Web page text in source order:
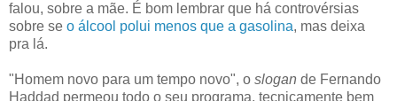
falou, sobre a mãe. É bom lembrar que há controvérsias
sobre se o álcool polui menos que a gasolina, mas deixa
pra lá.
"Homem novo para um tempo novo", o slogan de Fernando
Haddad permeou todo o seu programa, tecnicamente bem